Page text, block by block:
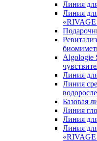
Линия
Линия
Algologie
Линия
Линия
Базовая
Линия
Линия
Линия